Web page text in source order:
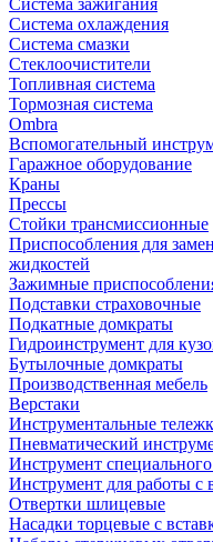
Система зажигания
Система охлаждения
Система смазки
Стеклоочистители
Топливная система
Тормозная система
Ombra
Вспомогательный
Гаражное оборудование
Краны
Прессы
Стойки трансмиссионные
Приспособления для
жидкостей
Зажимные
Подставки страховочные
Подкатные домкраты
Гидроинструмент для
Бутылочные домкраты
Производственная мебель
Верстаки
Инструментальные
Пневматический
Инструмент
Инструмент для работы
Отвертки шлицевые
Насадки торцевые с